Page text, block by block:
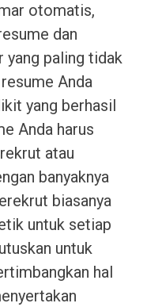
otomatis,
dan
yang paling tidak
Anda
yang berhasil
Anda harus
atau
banyaknya
biasanya
untuk setiap
untuk
hal